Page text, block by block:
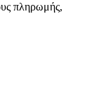
πληρωμής,